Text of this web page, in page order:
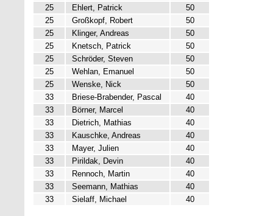
25
Ehlert, Patrick
50
25
Großkopf, Robert
50
25
Klinger, Andreas
50
25
Knetsch, Patrick
50
25
Schröder, Steven
50
25
Wehlan, Emanuel
50
25
Wenske, Nick
50
33
Briese-Brabender, Pascal
40
33
Börner, Marcel
40
33
Dietrich, Mathias
40
33
Kauschke, Andreas
40
33
Mayer, Julien
40
33
Pirildak, Devin
40
33
Rennoch, Martin
40
33
Seemann, Mathias
40
33
Sielaff, Michael 40